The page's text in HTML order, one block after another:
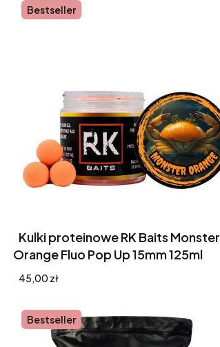
Bestseller
Kulki proteinowe RK Baits Monster
Orange Fluo Pop Up 15mm 125ml
Cena
45,00 zł
Bestseller